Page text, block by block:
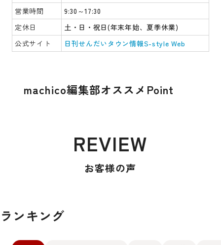
営業時間
9:30～17:30
定休日
土・日・祝日(年末年始、夏季休業)
公式サイト
日刊せんだいタウン情報S-style Web
machico編集部オススメPoint
REVIEW
お客様の声
ランキング